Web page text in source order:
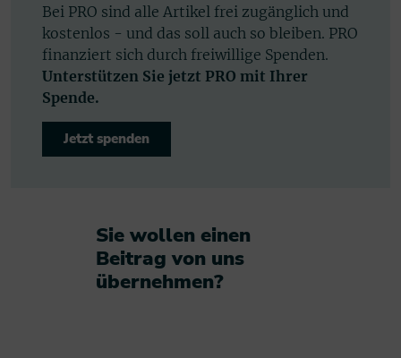
Bei PRO sind alle Artikel frei zugänglich und
kostenlos - und das soll auch so bleiben. PRO
finanziert sich durch freiwillige Spenden.
Unterstützen Sie jetzt PRO mit Ihrer
Spende.
Jetzt spenden
Sie wollen einen
Beitrag von uns
übernehmen?​